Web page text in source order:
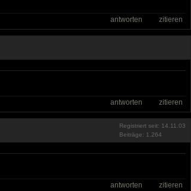
antworten zitieren
antworten zitieren
Registriert seit: 14.11.03
Beiträge: 1.264
antworten zitieren